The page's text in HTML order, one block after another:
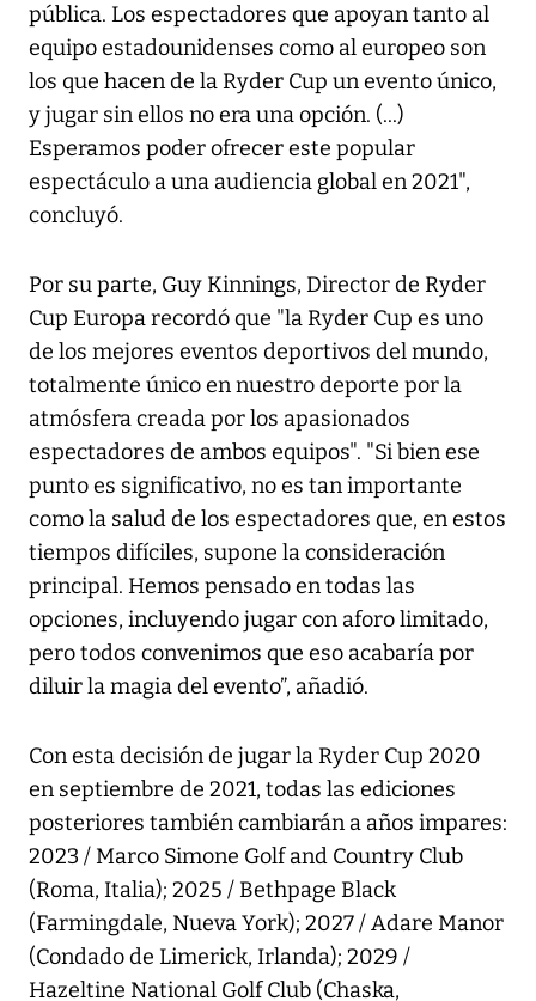
pública. Los espectadores que apoyan tanto al
equipo estadounidenses como al europeo son
los que hacen de la Ryder Cup un evento único,
y jugar sin ellos no era una opción. (...)
Esperamos poder ofrecer este popular
espectáculo a una audiencia global en 2021",
concluyó.
Por su parte, Guy Kinnings, Director de Ryder
Cup Europa recordó que "la Ryder Cup es uno
de los mejores eventos deportivos del mundo,
totalmente único en nuestro deporte por la
atmósfera creada por los apasionados
espectadores de ambos equipos". "Si bien ese
punto es significativo, no es tan importante
como la salud de los espectadores que, en estos
tiempos difíciles, supone la consideración
principal. Hemos pensado en todas las
opciones, incluyendo jugar con aforo limitado,
pero todos convenimos que eso acabaría por
diluir la magia del evento”, añadió.
Con esta decisión de jugar la Ryder Cup 2020
en septiembre de 2021, todas las ediciones
posteriores también cambiarán a años impares:
2023 / Marco Simone Golf and Country Club
(Roma, Italia); 2025 / Bethpage Black
(Farmingdale, Nueva York); 2027 / Adare Manor
(Condado de Limerick, Irlanda); 2029 /
Hazeltine National Golf Club (Chaska,